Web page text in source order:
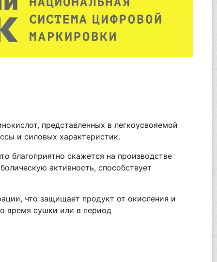
представленных в легкоусвояемой
и силовых характеристик.
благоприятно скажется на производстве
активность, способствует
что защищает продукт от окисления и
время сушки или в период